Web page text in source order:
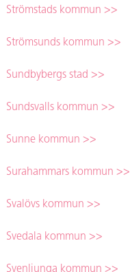
Strömstads kommun >>
Strömsunds kommun >>
Sundbybergs stad >>
Sundsvalls kommun >>
Sunne kommun >>
Surahammars kommun >>
Svalövs kommun >>
Svedala kommun >>
Svenljunga kommun >>